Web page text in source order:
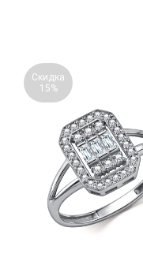
Скидка
15%